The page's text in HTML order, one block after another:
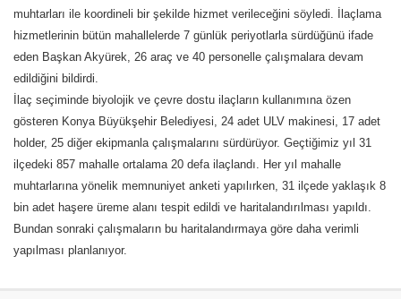
muhtarları ile koordineli bir şekilde hizmet verileceğini söyledi. İlaçlama
hizmetlerinin bütün mahallelerde 7 günlük periyotlarla sürdüğünü ifade
eden Başkan Akyürek, 26 araç ve 40 personelle çalışmalara devam
edildiğini bildirdi.
İlaç seçiminde biyolojik ve çevre dostu ilaçların kullanımına özen
gösteren Konya Büyükşehir Belediyesi, 24 adet ULV makinesi, 17 adet
holder, 25 diğer ekipmanla çalışmalarını sürdürüyor. Geçtiğimiz yıl 31
ilçedeki 857 mahalle ortalama 20 defa ilaçlandı. Her yıl mahalle
muhtarlarına yönelik memnuniyet anketi yapılırken, 31 ilçede yaklaşık 8
bin adet haşere üreme alanı tespit edildi ve haritalandırılması yapıldı.
Bundan sonraki çalışmaların bu haritalandırmaya göre daha verimli
yapılması planlanıyor.